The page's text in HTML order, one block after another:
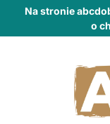
Na stronie
o